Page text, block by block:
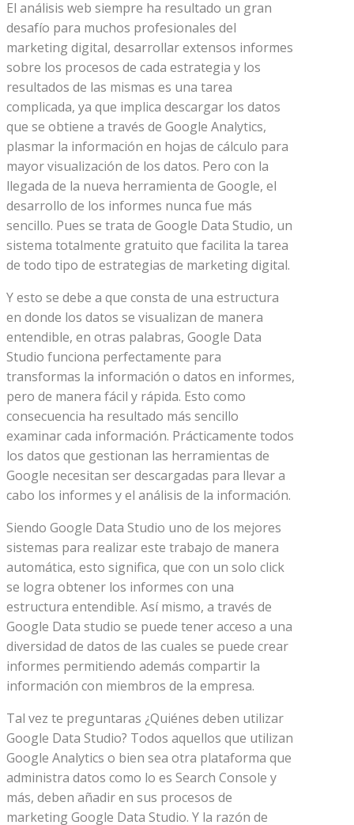
El análisis web siempre ha resultado un gran
desafío para muchos profesionales del
marketing digital, desarrollar extensos informes
sobre los procesos de cada estrategia y los
resultados de las mismas es una tarea
complicada, ya que implica descargar los datos
que se obtiene a través de Google Analytics,
plasmar la información en hojas de cálculo para
mayor visualización de los datos. Pero con la
llegada de la nueva herramienta de Google, el
desarrollo de los informes nunca fue más
sencillo. Pues se trata de Google Data Studio, un
sistema totalmente gratuito que facilita la tarea
de todo tipo de estrategias de marketing digital.
Y esto se debe a que consta de una estructura
en donde los datos se visualizan de manera
entendible, en otras palabras, Google Data
Studio funciona perfectamente para
transformas la información o datos en informes,
pero de manera fácil y rápida. Esto como
consecuencia ha resultado más sencillo
examinar cada información. Prácticamente todos
los datos que gestionan las herramientas de
Google necesitan ser descargadas para llevar a
cabo los informes y el análisis de la información.
Siendo Google Data Studio uno de los mejores
sistemas para realizar este trabajo de manera
automática, esto significa, que con un solo click
se logra obtener los informes con una
estructura entendible. Así mismo, a través de
Google Data studio se puede tener acceso a una
diversidad de datos de las cuales se puede crear
informes permitiendo además compartir la
información con miembros de la empresa.
Tal vez te preguntaras ¿Quiénes deben utilizar
Google Data Studio? Todos aquellos que utilizan
Google Analytics o bien sea otra plataforma que
administra datos como lo es Search Console y
más, deben añadir en sus procesos de
marketing Google Data Studio. Y la razón de